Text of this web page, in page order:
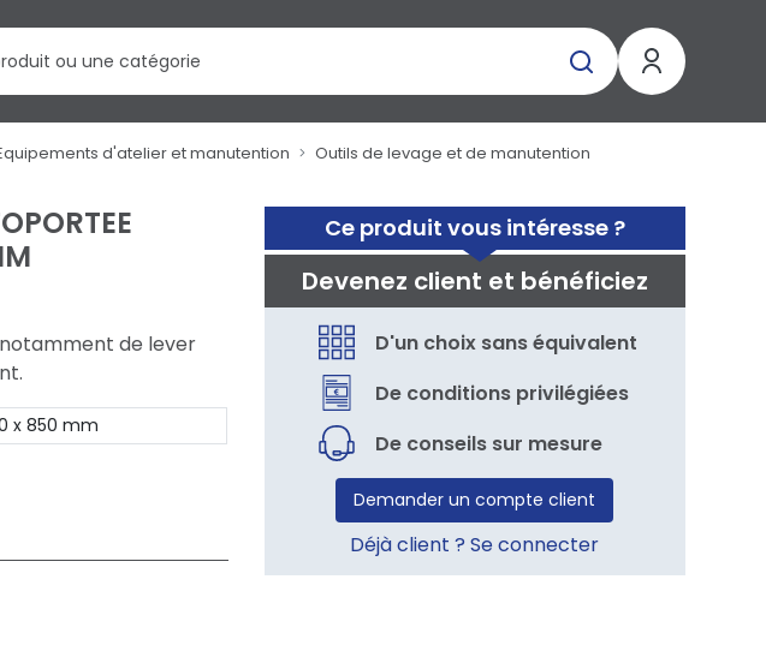
d'atelier et manutention
Outils de levage et de manutention
Ce produit vous intéresse ?
Devenez client et bénéficiez
D'un choix sans équivalent
De conditions privilégiées
De conseils sur mesure
Demander un compte client
Déjà client ? Se connecter
de lever
x 850 mm